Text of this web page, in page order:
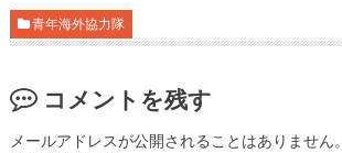
青年海外協力隊
コメントを残す
メールアドレスが公開されることはありません。